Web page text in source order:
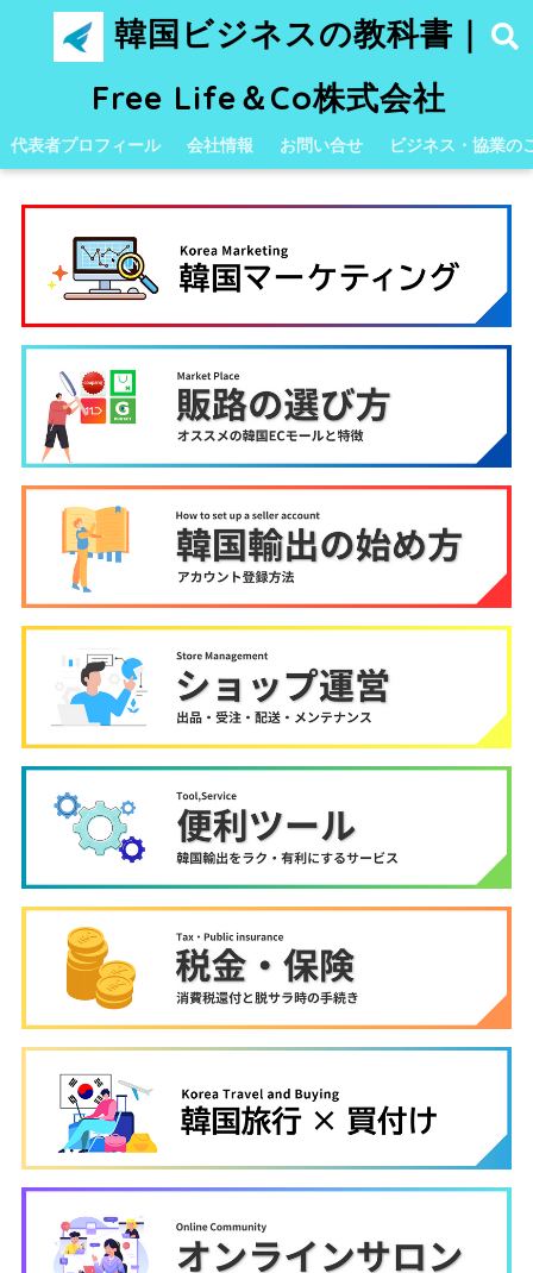
韓国ビジネスの教科書｜
Free Life＆Co株式会社
代表者プロフィール 会社情報 お問い合せ ビジネス・協業の